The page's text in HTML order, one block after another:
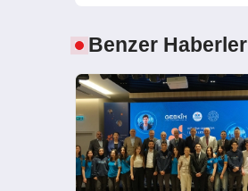
Benzer Haberler